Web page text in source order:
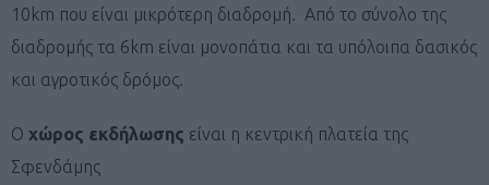
10km που είναι μικρότερη διαδρομή. Από το σύνολο της
διαδρομής τα 6km είναι μονοπάτια και τα υπόλοιπα δασικός
και αγροτικός δρόμος.
Ο χώρος εκδήλωσης είναι η κεντρική πλατεία της
Σφενδάμης